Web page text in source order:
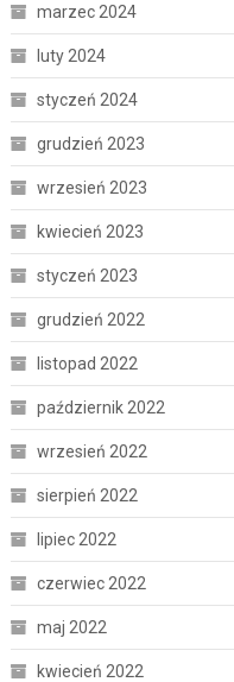
marzec 2024
luty 2024
styczeń 2024
grudzień 2023
wrzesień 2023
kwiecień 2023
styczeń 2023
grudzień 2022
listopad 2022
październik 2022
wrzesień 2022
sierpień 2022
lipiec 2022
czerwiec 2022
maj 2022
kwiecień 2022